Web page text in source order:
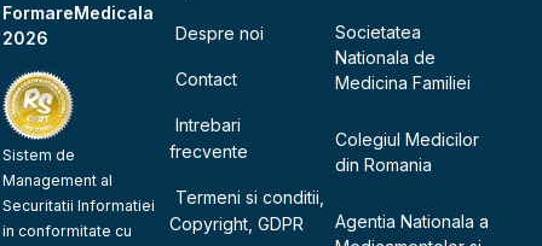
FormareMedicala
2026
Sistem de
Management al
Securitatii Informatiei
in conformitate cu
Despre noi
Contact
Intrebari
frecvente
Termeni si conditii,
Copyright, GDPR
Societatea
Nationala de
Medicina Familiei
Colegiul Medicilor
din Romania
Agentia Nationala a